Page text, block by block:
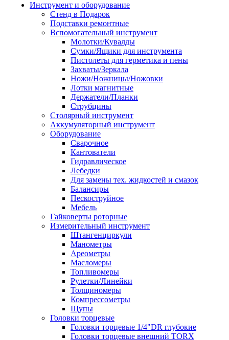
Инструмент и оборудование
Стенд в Подарок
Подставки ремонтные
Вспомогательный инструмент
Молотки/Кувалды
Сумки/Ящики для инструмента
Пистолеты для герметика и пены
Захваты/Зеркала
Ножи/Ножницы/Ножовки
Лотки магнитные
Держатели/Планки
Струбцины
Столярный инструмент
Аккумуляторный инструмент
Оборудование
Сварочное
Кантователи
Гидравлическое
Лебедки
Для замены тех. жидкостей и смазок
Балансиры
Пескоструйное
Мебель
Гайковерты роторные
Измерительный инструмент
Штангенциркули
Манометры
Ареометры
Масломеры
Топливомеры
Рулетки/Линейки
Толщиномеры
Компрессометры
Щупы
Головки торцевые
Головки торцевые 1/4"DR глубокие
Головки торцевые внешний TORX